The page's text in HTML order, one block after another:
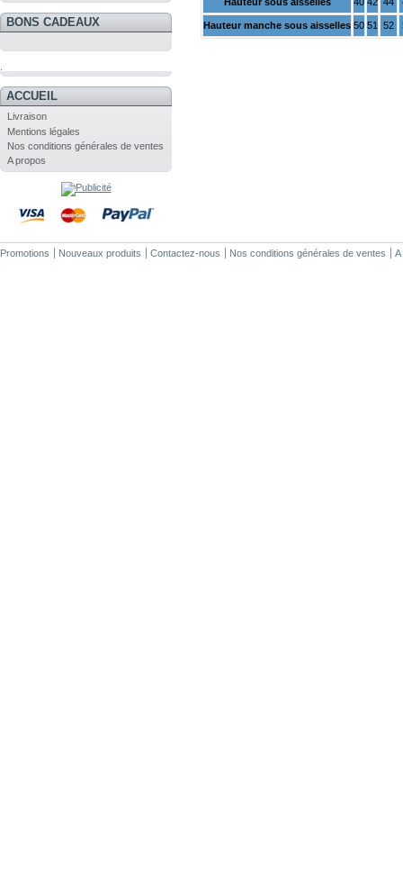
BONS CADEAUX
ACCUEIL
Livraison
Mentions légales
Nos conditions générales de ventes
A propos
Hauteur manche sous aisselles 50 51 52
Promotions Nouveaux produits Contactez-nous Nos conditions générales de ventes A